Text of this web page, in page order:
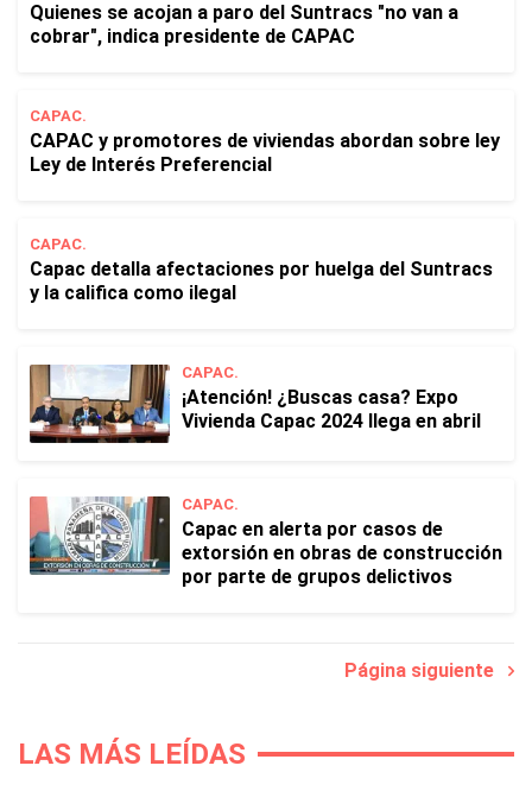
Quienes se acojan a paro del Suntracs "no van a
cobrar", indica presidente de CAPAC
CAPAC.
CAPAC y promotores de viviendas abordan sobre ley
Ley de Interés Preferencial
CAPAC.
Capac detalla afectaciones por huelga del Suntracs
y la califica como ilegal
CAPAC.
¡Atención! ¿Buscas casa? Expo
Vivienda Capac 2024 llega en abril
CAPAC.
Capac en alerta por casos de
extorsión en obras de construcción
por parte de grupos delictivos
Página siguiente
LAS MÁS LEÍDAS